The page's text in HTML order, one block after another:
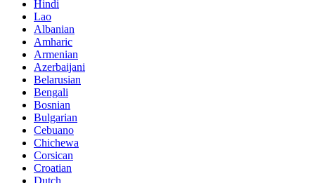
Hindi
Lao
Albanian
Amharic
Armenian
Azerbaijani
Belarusian
Bengali
Bosnian
Bulgarian
Cebuano
Chichewa
Corsican
Croatian